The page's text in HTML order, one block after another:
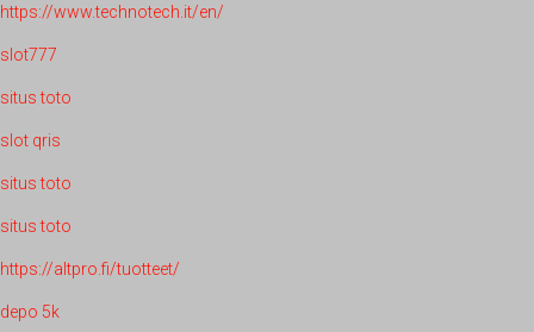
https://www.technotech.it/en/
slot777
situs toto
slot qris
situs toto
situs toto
https://altpro.fi/tuotteet/
depo 5k